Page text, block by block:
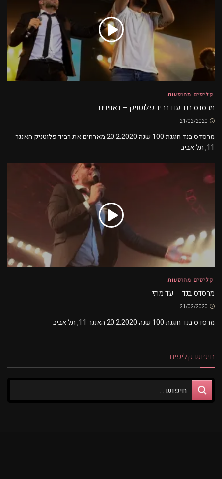
קליפים מהופעות
מרסדס בנד עם רביד פלוטניק – דאווינים
מרסדס בנד חוגגת 100 שנה 20.2.2020 מארחים את רביד פלוטניק האנגר
11, תל אביב
קליפים מהופעות
מרסדס בנד – עד מתי
מרסדס בנד חוגגת 100 שנה 20.2.2020 האנגר 11, תל אביב
חיפוש קליפים